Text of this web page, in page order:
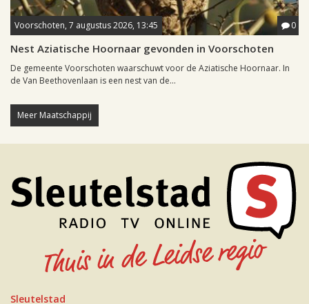
Voorschoten, 7 augustus 2026, 13:45 0
Nest Aziatische Hoornaar gevonden in Voorschoten
De gemeente Voorschoten waarschuwt voor de Aziatische Hoornaar. In
de Van Beethovenlaan is een nest van de...
Meer Maatschappij
Sleutelstad